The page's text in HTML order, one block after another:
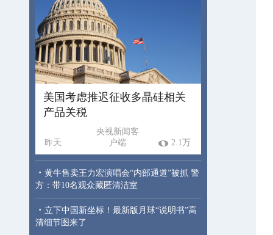
美国考虑推迟征收多晶硅相关
产品关税
昨天
央视新闻客
户端
2.1万
· 黄牛售卖王力宏演唱会“内部通道”被抓 警
方：带10名观众藏匿清洁室
· 立下中国新坐标！最新版月球“说明书”高
清细节图来了